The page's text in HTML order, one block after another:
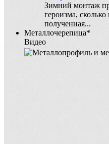
Зимний монтаж
героизма,
полученная...
Металлочерепица*
Видео